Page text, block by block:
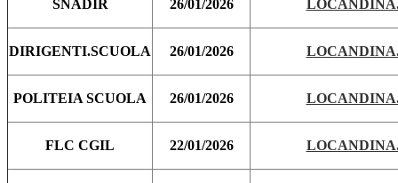
SNADIR 26/01/2026
DIRIGENTI.SCUOLA 26/01/2026
POLITEIA SCUOLA 26/01/2026
FLC CGIL 22/01/2026